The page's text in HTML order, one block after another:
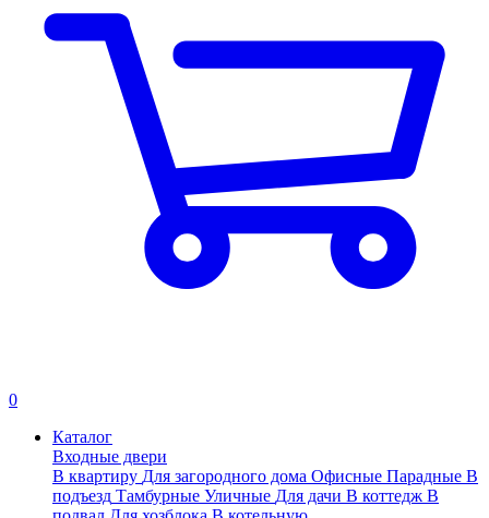
0
Каталог
Входные двери
В квартиру Для загородного дома Офисные Парадные В
подъезд Тамбурные Уличные Для дачи В коттедж В